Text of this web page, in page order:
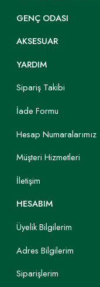
GENÇ ODASI
AKSESUAR
YARDIM
Sipariş Takibi
İade Formu
Hesap Numaralarımız
Müşteri Hizmetleri
İletişim
HESABIM
Üyelik Bilgilerim
Adres Bilgilerim
Siparişlerim